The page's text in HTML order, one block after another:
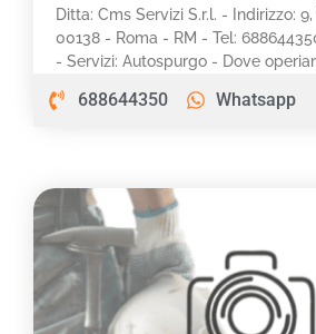
Ditta: Cms Servizi S.r.l. - Indirizzo:
00138 - Roma - RM - Tel:
- Servizi: Autospurgo - Dove
688644350 Whatsapp